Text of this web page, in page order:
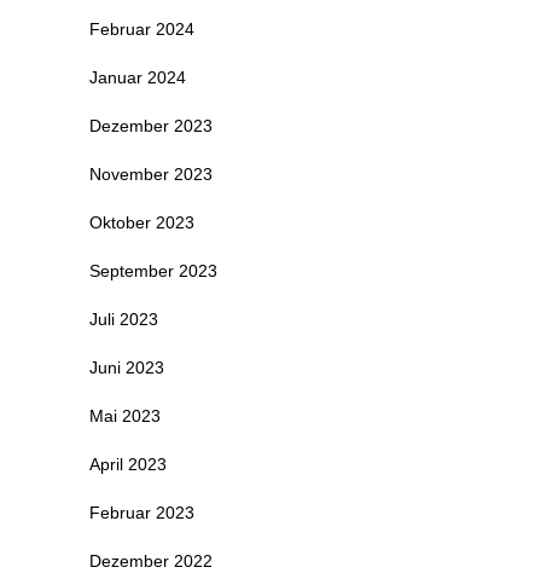
Februar 2024
Januar 2024
Dezember 2023
November 2023
Oktober 2023
September 2023
Juli 2023
Juni 2023
Mai 2023
April 2023
Februar 2023
Dezember 2022